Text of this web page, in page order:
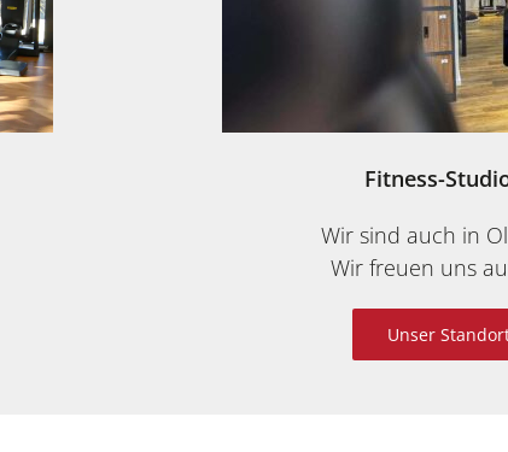
Fitness-
Wir sind auch in
Wir freuen uns
Unser